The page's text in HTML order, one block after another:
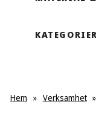
Hem » Verksamhet »